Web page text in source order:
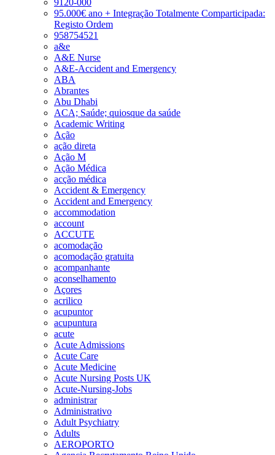
95.000€ ano + Integração Totalmente Comparticipada:
Registo Ordem
958754521
a&e
A&E Nurse
A&E-Accident and Emergency
ABA
Abrantes
Abu Dhabi
ACA; Saúde; quiosque da saúde
Academic Writing
Ação
ação direta
Ação M
Ação Médica
acção médica
Accident & Emergency
Accident and Emergency
accommodation
account
ACCUTE
acomodação
acomodação gratuita
acompanhante
aconselhamento
Açores
acrilico
acupuntor
acupuntura
acute
Acute Admissions
Acute Care
Acute Medicine
Acute Nursing Posts UK
Acute-Nursing-Jobs
administrar
Administrativo
Adult Psychiatry
Adults
AEROPORTO